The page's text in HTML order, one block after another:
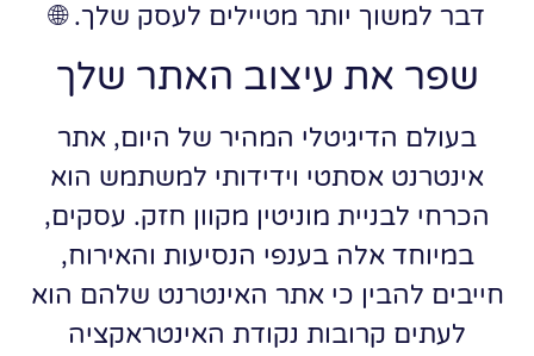
דבר למשוך יותר מטיילים לעסק שלך. 🌐
שפר את עיצוב האתר שלך
בעולם הדיגיטלי המהיר של היום, אתר
אינטרנט אסתטי וידידותי למשתמש הוא
הכרחי לבניית מוניטין מקוון חזק. עסקים,
במיוחד אלה בענפי הנסיעות והאירוח,
חייבים להבין כי אתר האינטרנט שלהם הוא
לעתים קרובות נקודת האינטראקציה